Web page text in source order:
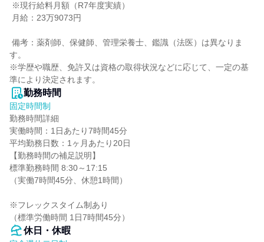
す。
※学歴や職歴、免許又は資格の取得状況などに応じて、一定の基
準により決定されます。
勤務時間
固定時間制
勤務時間詳細
実働時間：1日あたり7時間45分
平均勤務日数：1ヶ月あたり20日
【勤務時間の補足説明】
標準勤務時間 8:30～17:15
（実働7時間45分、休憩1時間）
※フレックスタイム制あり
（標準労働時間 1日7時間45分）
休日・休暇